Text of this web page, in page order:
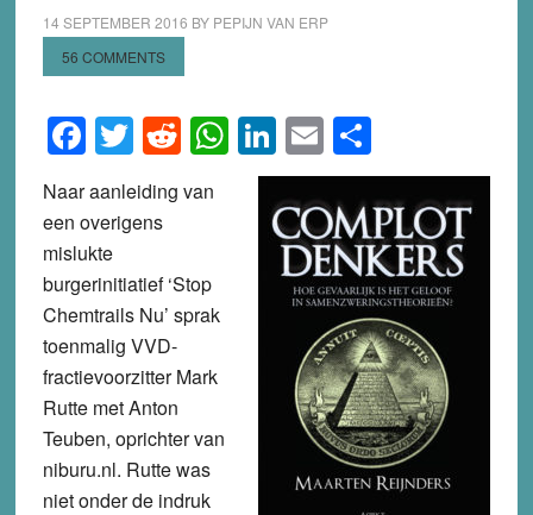
14 SEPTEMBER 2016 BY PEPIJN VAN ERP
56 COMMENTS
Facebook
Twitter
Reddit
WhatsApp
LinkedIn
EmailShare
Naar aanleiding van
een overigens
mislukte
burgerinitiatief ‘Stop
Chemtrails Nu’ sprak
toenmalig VVD-
fractievoorzitter Mark
Rutte met Anton
Teuben, oprichter van
niburu.nl. Rutte was
niet onder de indruk